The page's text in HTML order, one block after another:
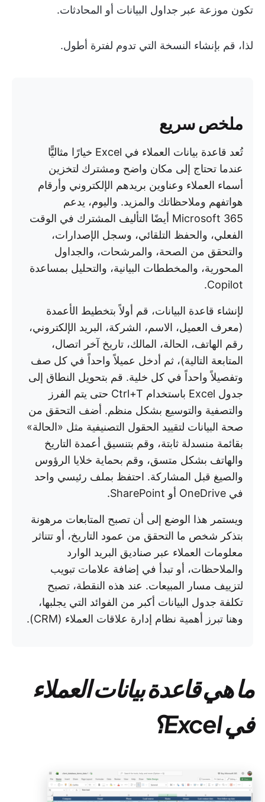
تكون موزعة عبر جداول البيانات أو المحادثات.
لذا، قم بإنشاء النسخة التي تدوم لفترة أطول.
ملخص سريع
تُعد قاعدة بيانات العملاء في Excel خيارًا مثاليًّا
عندما تحتاج إلى مكان واضح ومشترك لتخزين
أسماء العملاء وعناوين بريدهم الإلكتروني وأرقام
هواتفهم وملاحظاتك والمزيد. واليوم، يدعم
Microsoft 365 أيضًا التأليف المشترك في الوقت
الفعلي، والحفظ التلقائي، وسجل الإصدارات،
والتحقق من الصحة، والمرشحات، والجداول
المحورية، والمخططات البيانية، والتحليل بمساعدة
Copilot.
لإنشاء قاعدة البيانات، قم أولاً بتخطيط الأعمدة
(معرف العميل، الاسم، الشركة، البريد الإلكتروني،
رقم الهاتف، الحالة، المالك، تاريخ آخر اتصال،
المتابعة التالية)، ثم أدخل عميلاً واحداً في كل صف
وتفصيلاً واحداً في كل خلية. قم بتحويل النطاق إلى
جدول Excel باستخدام Ctrl+T حتى يتم الفرز
والتصفية والتوسيع بشكل منظم. أضف التحقق من
صحة البيانات لتقييد الحقول التصنيفية مثل «الحالة»
بقائمة منسدلة ثابتة، وقم بتنسيق أعمدة التاريخ
والهاتف بشكل متسق، وقم بحماية خلايا الرؤوس
والصيغ قبل المشاركة. احتفظ بملف رئيسي واحد
في OneDrive أو SharePoint.
ويستمر هذا الوضع إلى أن تصبح المتابعات مرهونة
بتذكر شخص ما التحقق من عمود التاريخ، أو تتناثر
معلومات العملاء عبر صناديق البريد الوارد
والملاحظات، أو تبدأ في إضافة علامات تبويب
لتزييف مسار المبيعات. عند هذه النقطة، تصبح
تكلفة جدول البيانات أكبر من الفوائد التي يجلبها،
وهنا تبرز أهمية نظام إدارة علاقات العملاء (CRM).
ما هي قاعدة بيانات العملاء
في Excel؟